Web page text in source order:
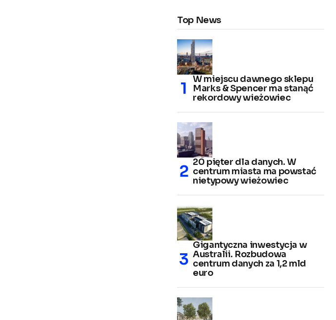
Top News
W miejscu dawnego sklepu
Marks & Spencer ma stanąć
rekordowy wieżowiec
20 pięter dla danych. W
centrum miasta ma powstać
nietypowy wieżowiec
Gigantyczna inwestycja w
Australii. Rozbudowa
centrum danych za 1,2 mld
euro